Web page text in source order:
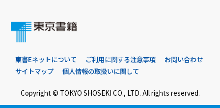
東書Eネットについて ご利用に関する注意事項
お問い合わせ
サイトマップ
個人情報の取扱いに関して
Copyright © TOKYO SHOSEKI CO., LTD. All rights reserved.